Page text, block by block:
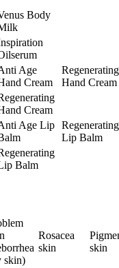
Body
Age
Cream
Regenerating
Hand Cream
Cream
Age Lip Regenerating
Lip Balm
Balm
skin)
Rosacea
skin
skin